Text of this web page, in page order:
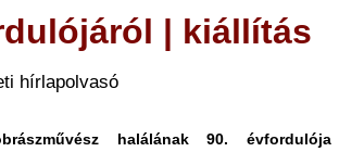
| kiállítás
hírlapolvasó
halálának 90. évfordulója